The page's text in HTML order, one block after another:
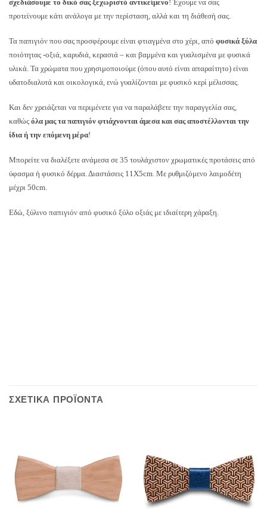
σχεδιάσουμε το δικό σας ξεχωριστό αντικείμενο! Έχουμε να σας
προτείνουμε κάτι ανάλογα με την περίσταση, αλλά και τη διάθεσή σας.
Τα παπιγιόν που σας προσφέρουμε είναι φτιαγμένα στο χέρι, από φυσικά ξύλα
ποιότητας -οξιά, καρυδιά, κερασιά – και βαμμένα και γυαλισμένα με φυσικά
υλικά. Τα χρώματα που χρησιμοποιούμε (όπου αυτό είναι απαραίτητο) είναι
υδατοδιαλυτά και οικολογικά, ενώ γυαλίζονται με φυσικό κερί μέλισσας.
Και δεν χρειάζεται να περιμένετε για να παραλάβετε την παραγγελία σας,
καθώς όλα μας τα παπιγιόν φτιάχνονται άμεσα και σας αποστέλλονται την
ίδια ή την επόμενη μέρα!
Μπορείτε να διαλέξετε ανάμεσα σε 35 τουλάχιστον χρωματικές προτάσεις από
ύφασμα ή φυσικό δέρμα. Διαστάσεις 11Χ5cm. Με ρυθμιζόμενο λαιμοδέτη
μέχρι 50cm.
Εδώ, ξύλινο παπιγιόν από φυσικό ξύλο οξιάς με ιδιαίτερη χάραξη.
ΣΧΕΤΙΚΆ ΠΡΟΪΌΝΤΑ